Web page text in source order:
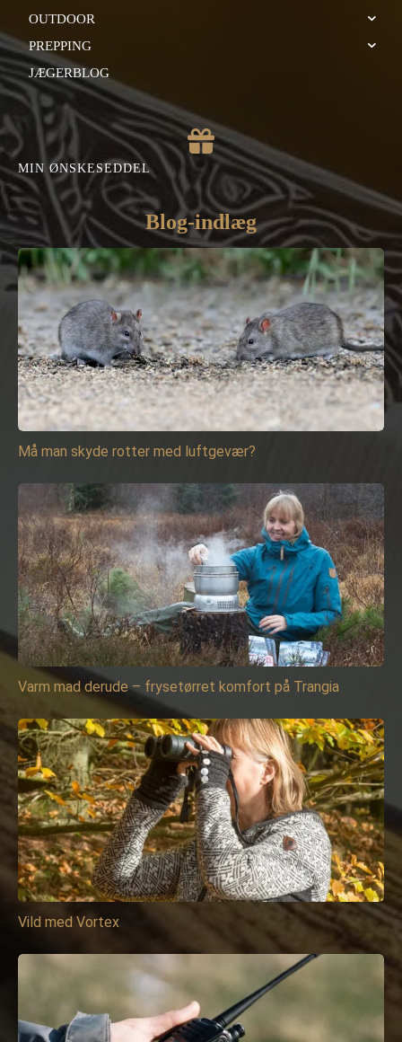
OUTDOOR
PREPPING
JÆGERBLOG
MIN ØNSKESEDDEL
Blog-indlæg
Må man skyde rotter med luftgevær?
Varm mad derude – frysetørret komfort på Trangia
Vild med Vortex